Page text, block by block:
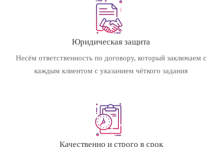
Юридическая защита
Несём ответственность по договору, который заключаем с
каждым клиентом с указанием чёткого задания
Качественно и строго в срок